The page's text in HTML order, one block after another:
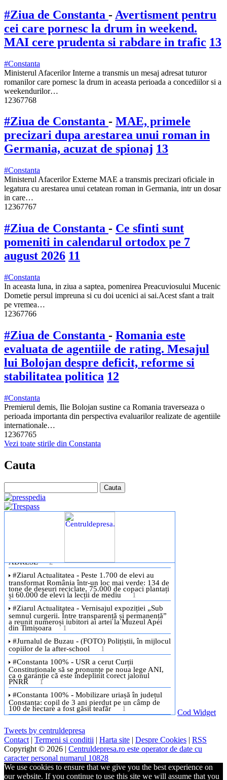
#Ziua de Constanta - Avertisment pentru
cei care pornesc la drum in weekend.
MAI cere prudenta si rabdare in trafic 13
#Constanta
Ministerul Afacerilor Interne a transmis un mesaj adresat tuturor
romanilor care pornesc la drum in aceasta perioada a concediilor si a
weekendurilor…
12367768
#Ziua de Constanta - MAE, primele
precizari dupa arestarea unui roman in
Germania, acuzat de spionaj 13
#Constanta
Ministerul Afacerilor Externe MAE a transmis precizari oficiale in
legatura cu arestarea unui cetatean roman in Germania, intr un dosar
in care…
12367767
#Ziua de Constanta - Ce sfinti sunt
pomeniti in calendarul ortodox pe 7
august 2026 11
#Constanta
In aceasta luna, in ziua a saptea, pomenirea Preacuviosului Mucenic
Dometie persul impreuna si cu doi ucenici ai sai.Acest sfant a trait
pe vremea…
12367766
#Ziua de Constanta - Romania este
evaluata de agentiile de rating. Mesajul
lui Bolojan despre deficit, reforme si
stabilitatea politica 12
#Constanta
Premierul demis, Ilie Bolojan sustine ca Romania traverseaza o
perioada importanta din perspectiva evaluarilor realizate de agentiile
internationale…
12367765
Vezi toate stirile din Constanta
Cauta
Cod Widget
Tweets by centruldepresa
Contact | Termeni si conditii | Harta site | Despre Cookies | RSS
Copyright © 2026 | Centruldepresa.ro este operator de date cu
caracter personal numarul 10828
We use cookies to ensure that we give you the best experience on
our website. If you continue to use this site we will assume that you